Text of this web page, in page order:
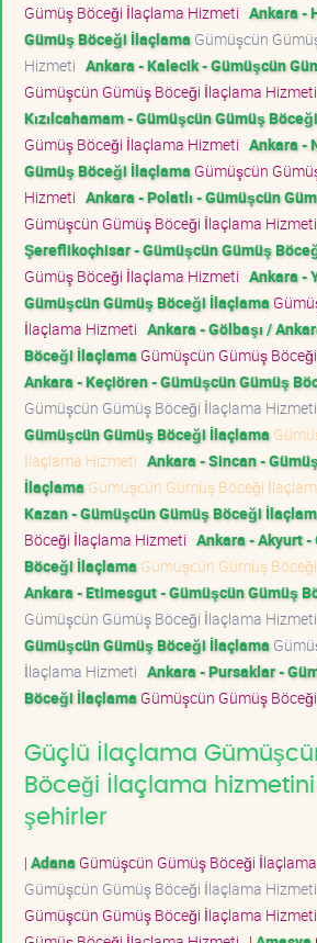
Gümüş Böceği İlaçlama Hizmeti Ankara -
Gümüş Böceği İlaçlama Gümüşcün
Hizmeti Ankara - Kalecik - Gümüşcün
Gümüşcün Gümüş Böceği İlaçlama Hizmeti
Kızılcahamam - Gümüşcün Gümüş
Gümüş Böceği İlaçlama Hizmeti Ankara -
Gümüş Böceği İlaçlama Gümüşcün
Hizmeti Ankara - Polatlı - Gümüşcün
Gümüşcün Gümüş Böceği İlaçlama Hizmeti
Şereflikoçhisar - Gümüşcün Gümüş
Gümüş Böceği İlaçlama Hizmeti Ankara -
Gümüşcün Gümüş Böceği İlaçlama
İlaçlama Hizmeti Ankara - Gölbaşı /
Böceği İlaçlama Gümüşcün Gümüş
Ankara - Keçiören - Gümüşcün Gümüş
Gümüşcün Gümüş Böceği İlaçlama Hizmeti
Gümüşcün Gümüş Böceği İlaçlama
İlaçlama Hizmeti Ankara - Sincan -
İlaçlama Gümüşcün Gümüş Böceği
Kazan - Gümüşcün Gümüş Böceği
Böceği İlaçlama Hizmeti Ankara - Akyurt
Böceği İlaçlama Gümüşcün Gümüş
Ankara - Etimesgut - Gümüşcün Gümüş
Gümüşcün Gümüş Böceği İlaçlama Hizmeti
Gümüşcün Gümüş Böceği İlaçlama
İlaçlama Hizmeti Ankara - Pursaklar -
Böceği İlaçlama Gümüşcün Gümüş
Güçlü İlaçlama
Böceği İlaçlama
şehirler
| Adana Gümüşcün Gümüş Böceği
Gümüşcün Gümüş Böceği İlaçlama Hizmeti
Gümüşcün Gümüş Böceği İlaçlama Hizmeti